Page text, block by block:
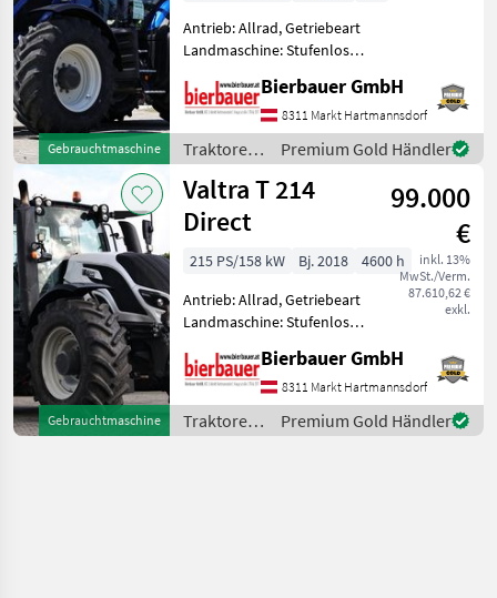
Gebrauchtmaschine
Antrieb: Allrad, Getriebeart
Landmaschine: Stufenloses
Zapfwellendrehzahl:
540/1000,
Höchstgeschwindigkeit in
km/h: 50 km/h, Aufladung:
Turbo
Bierbauer GmbH
8311 Markt Hartmannsdorf
Traktoren
/ Valtra
Premium Gold Händler
Gebrauchtmaschine
Valtra T 214
Direct
99.000
€
inkl. 13%
MwSt./Verm.
87.610,62 €
exkl.
215 PS/158 kW Bj. 2018
4600 h
Antrieb: Allrad, Getriebeart
Landmaschine: Stufenloses
Zapfwellendrehzahl:
540/1000,
Höchstgeschwindigkeit in
km/h: 40 km/h, Aufladung:
Bierbauer GmbH
8311 Markt Hartmannsdorf
Traktoren
/ Valtra
Premium Gold Händler